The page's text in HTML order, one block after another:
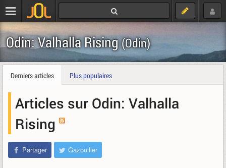
Odin: Valhalla Rising(Odin)
Derniers articles Plus populaires
Articles sur Odin: Valhalla
Rising
Partager Gazouiller